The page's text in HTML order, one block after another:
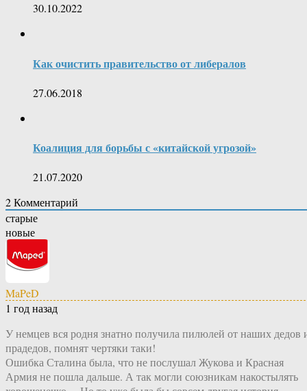
30.10.2022
Как очистить правительство от либералов
27.06.2018
Коалиция для борьбы с «китайской угрозой»
21.07.2020
2Комментарий
старые
новые
MaPeD
1 год назад
У немцев вся родня знатно получила пилюлей от наших дедов
прадедов, помнят чертяки таки!
Ошибка Сталина была, что не послушал Жукова и Красная
Армия не пошла дальше. А так могли союзникам накостылять